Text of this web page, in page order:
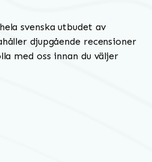
svenska utbudet av
djupgående recensioner
med oss innan du väljer